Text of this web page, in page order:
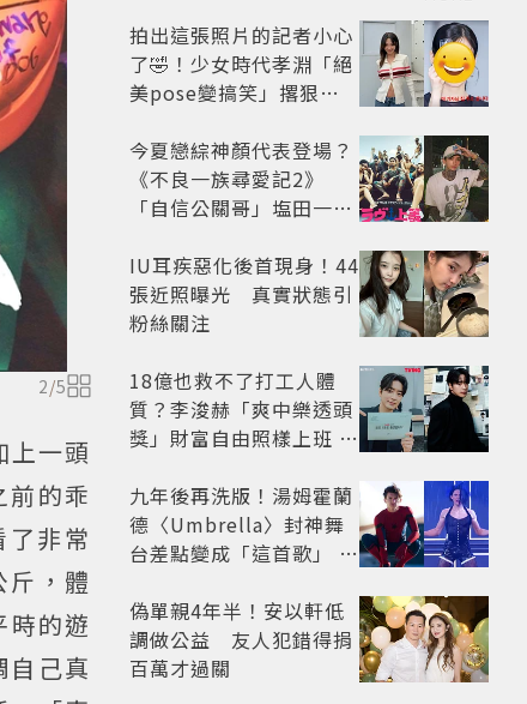
2/5
上一頭
的乖
非常
，體
的遊
己真
拍出這張照片的記者小心
了🤣！少女時代孝淵「絕
美pose變搞笑」撂狠
今夏戀綜神顏代表登場？
《不良一族尋愛記2》
「自信公關哥」塩田一馬
老闆
IU耳疾惡化後首現身！44
張近照曝光 真實狀態引
粉絲關注
18億也救不了打工人體
質？李浚赫「爽中樂透頭
獎」財富自由照樣上班 西
九年後再洗版！湯姆霍蘭
德〈Umbrella〉封神舞
台差點變成「這首歌」 造
開
偽單親4年半！安以軒低
調做公益 友人犯錯得捐
百萬才過關